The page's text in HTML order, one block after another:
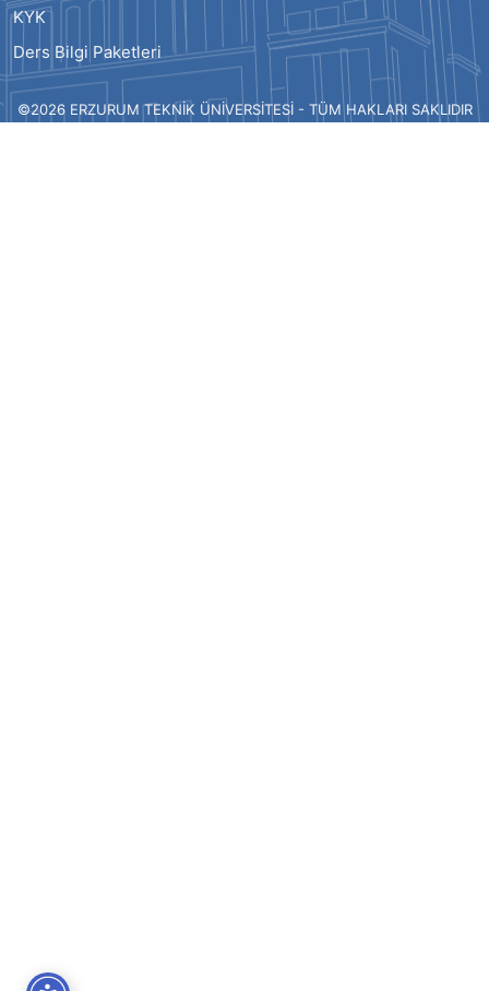
KYK
Ders Bilgi Paketleri
©2026 ERZURUM TEKNİK ÜNİVERSİTESİ - TÜM HAKLARI SAKLIDIR